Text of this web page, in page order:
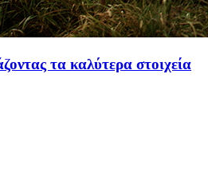
τα καλύτερα στοιχεία